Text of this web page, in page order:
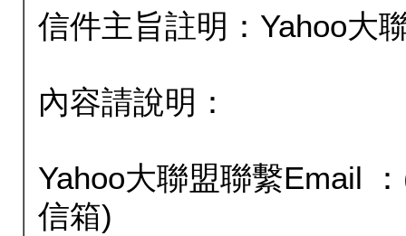
信件主旨註明：Yahoo大
內容請說明：
Yahoo大聯盟聯繫Email
信箱)